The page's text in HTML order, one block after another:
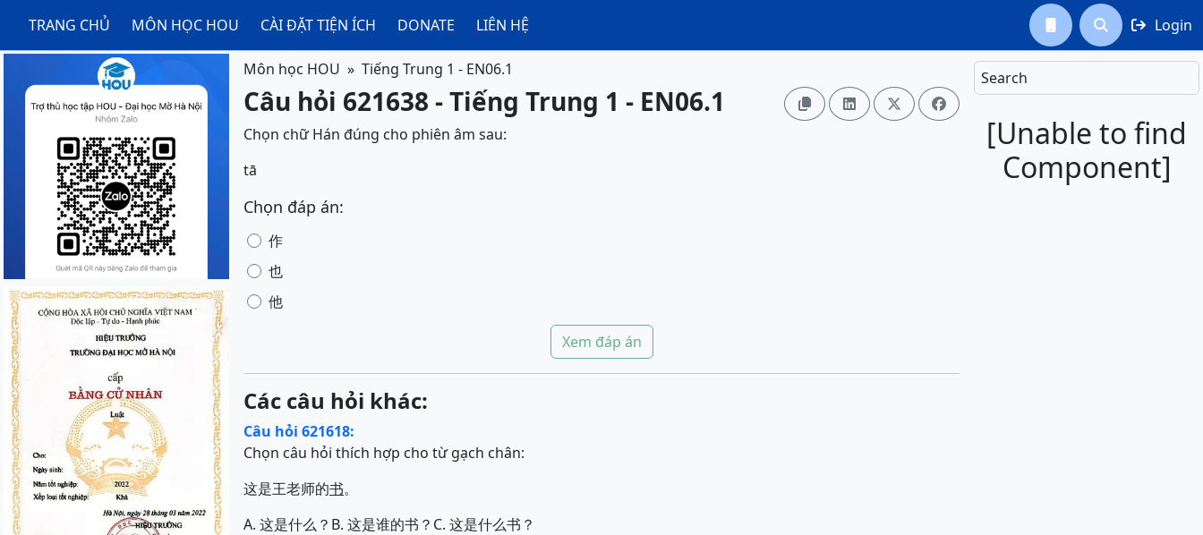
TRANG CHỦ MÔN HỌC HOU CÀI ĐẶT TIỆN ÍCH DONATE LIÊN HỆ   Login
Search
[Unable to find
Component]
Môn học HOU Tiếng Trung 1 - EN06.1
Câu hỏi 621638 - Tiếng Trung 1 - EN06.1    
Chọn chữ Hán đúng cho phiên âm sau:
tā
Chọn đáp án:
作
也
他
Xem đáp án
Các câu hỏi khác:
Câu hỏi 621618:
Chọn câu hỏi thích hợp cho từ gạch chân:
这是王老师的书。
A. 这是什么？ B. 这是谁的书？ C. 这是什么书？